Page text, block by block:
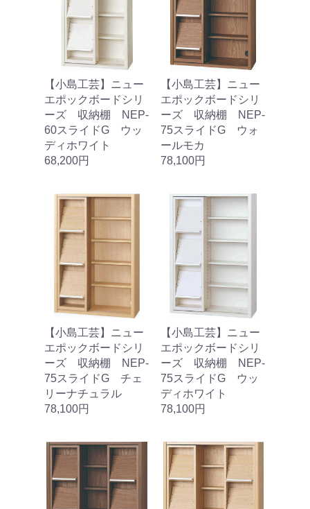
【小島工芸】ニュー
エポックボードシリ
ーズ 収納棚 NEP‐
60スライドG ウッ
ディホワイト
68,200円
【小島工芸】ニュー
エポックボードシリ
ーズ 収納棚 NEP‐
75スライドG ウォ
ールモカ
78,100円
【小島工芸】ニュー
エポックボードシリ
ーズ 収納棚 NEP‐
75スライドG チェ
リーナチュラル
78,100円
【小島工芸】ニュー
エポックボードシリ
ーズ 収納棚 NEP‐
75スライドG ウッ
ディホワイト
78,100円